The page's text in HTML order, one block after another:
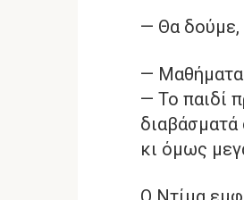
— Θα δούμε,
— Μαθήματα
— Το παιδί
κι όμως